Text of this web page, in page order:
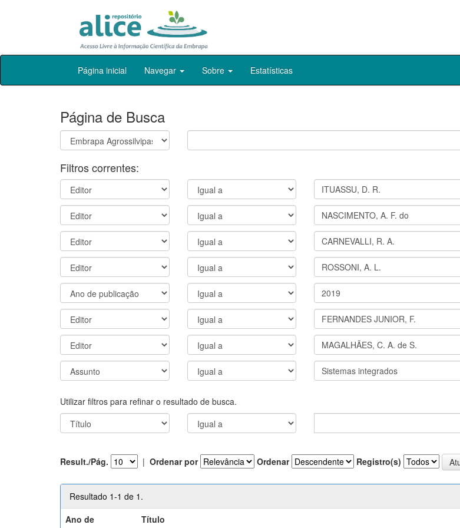
Skip
Página inicial Navegar Sobre Estatísticas
Página de Busca
Filtros correntes:
Utilizar filtros para refinar o resultado de busca.
Result./Pág. | Ordenar por Ordenar Registro(s)
Resultado 1-1 de 1.
Ano de
Título